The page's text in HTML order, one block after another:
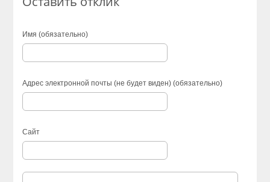
Имя (обязательно)
Адрес электронной почты (не будет виден) (обязательно)
Сайт